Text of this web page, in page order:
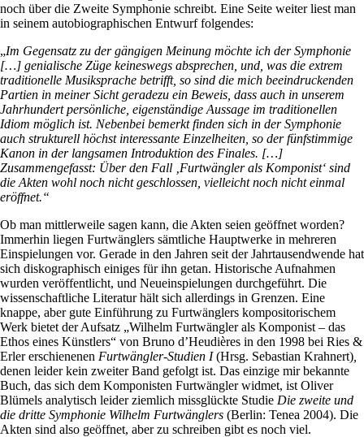
noch über die Zweite Symphonie schreibt. Eine Seite weiter liest man
in seinem autobiographischen Entwurf folgendes:
„Im Gegensatz zu der gängigen Meinung möchte ich der Symphonie
[…] genialische Züge keineswegs absprechen, und, was die extrem
traditionelle Musiksprache betrifft, so sind die mich beeindruckenden
Partien in meiner Sicht geradezu ein Beweis, dass auch in unserem
Jahrhundert persönliche, eigenständige Aussage im traditionellen
Idiom möglich ist. Nebenbei bemerkt finden sich in der Symphonie
auch strukturell höchst interessante Einzelheiten, so der fünfstimmige
Kanon in der langsamen Introduktion des Finales. […]
Zusammengefasst: Über den Fall ‚Furtwängler als Komponist‘ sind
die Akten wohl noch nicht geschlossen, vielleicht noch nicht einmal
eröffnet.“
Ob man mittlerweile sagen kann, die Akten seien geöffnet worden?
Immerhin liegen Furtwänglers sämtliche Hauptwerke in mehreren
Einspielungen vor. Gerade in den Jahren seit der Jahrtausendwende hat
sich diskographisch einiges für ihn getan. Historische Aufnahmen
wurden veröffentlicht, und Neueinspielungen durchgeführt. Die
wissenschaftliche Literatur hält sich allerdings in Grenzen. Eine
knappe, aber gute Einführung zu Furtwänglers kompositorischem
Werk bietet der Aufsatz „Wilhelm Furtwängler als Komponist – das
Ethos eines Künstlers“ von Bruno d’Heudières in den 1998 bei Ries &
Erler erschienenen Furtwängler-Studien I(Hrsg. Sebastian Krahnert)
denen leider kein zweiter Band gefolgt ist. Das einzige mir bekannte
Buch, das sich dem Komponisten Furtwängler widmet, ist Oliver
Blümels analytisch leider ziemlich missglückte Studie Die zweite und
die dritte Symphonie Wilhelm Furtwänglers (Berlin: Tenea 2004). Die
Akten sind also geöffnet, aber zu schreiben gibt es noch viel.